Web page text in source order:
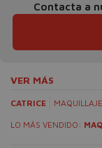
Contacta a
VER MÁS
CATRICE MAQUILLAJE
LO MÁS VENDIDO: